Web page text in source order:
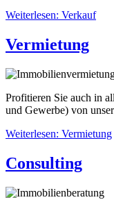
Weiterlesen: Verkauf
Vermietung
Profitieren Sie auch in
und Gewerbe) von
Weiterlesen: Vermietung
Consulting